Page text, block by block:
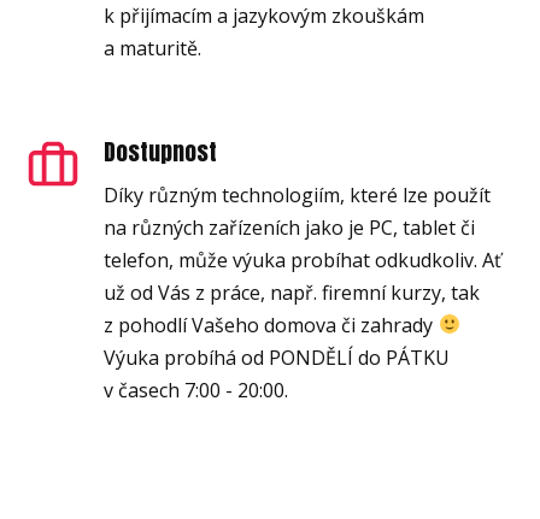
k přijímacím a jazykovým zkouškám
a maturitě.
Dostupnost
Díky různým technologiím, které lze použít
na různých zařízeních jako je PC, tablet či
telefon, může výuka probíhat odkudkoliv. Ať
už od Vás z práce, např. firemní kurzy, tak
z pohodlí Vašeho domova či zahrady
Výuka probíhá od PONDĚLÍ do PÁTKU
v časech 7:00 - 20:00.